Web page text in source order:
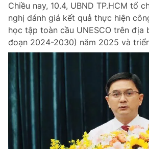
Chiều nay, 10.4, UBND TP.HCM tổ
nghị đánh giá kết quả thực hiện
học tập toàn cầu UNESCO trên địa
đoạn 2024-2030) năm 2025 và